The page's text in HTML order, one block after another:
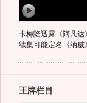
卡梅隆透露《阿凡达
续集可能定名《纳威
王牌栏目